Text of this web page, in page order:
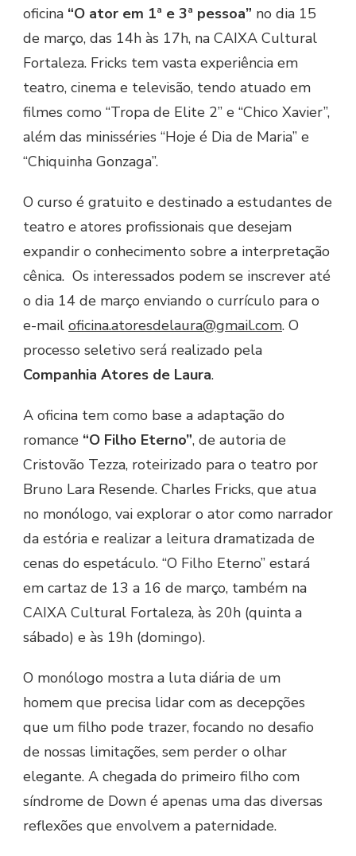
oficina “O ator em 1ª e 3ª pessoa” no dia 15
de março, das 14h às 17h, na CAIXA Cultural
Fortaleza. Fricks tem vasta experiência em
teatro, cinema e televisão, tendo atuado em
filmes como “Tropa de Elite 2” e “Chico Xavier”,
além das minisséries “Hoje é Dia de Maria” e
“Chiquinha Gonzaga”.
O curso é gratuito e destinado a estudantes de
teatro e atores profissionais que desejam
expandir o conhecimento sobre a interpretação
cênica. Os interessados podem se inscrever até
o dia 14 de março enviando o currículo para o
e-mail oficina.atoresdelaura@gmail.com. O
processo seletivo será realizado pela
Companhia Atores de Laura.
A oficina tem como base a adaptação do
romance “O Filho Eterno”, de autoria de
Cristovão Tezza, roteirizado para o teatro por
Bruno Lara Resende. Charles Fricks, que atua
no monólogo, vai explorar o ator como narrador
da estória e realizar a leitura dramatizada de
cenas do espetáculo. “O Filho Eterno” estará
em cartaz de 13 a 16 de março, também na
CAIXA Cultural Fortaleza, às 20h (quinta a
sábado) e às 19h (domingo).
O monólogo mostra a luta diária de um
homem que precisa lidar com as decepções
que um filho pode trazer, focando no desafio
de nossas limitações, sem perder o olhar
elegante. A chegada do primeiro filho com
síndrome de Down é apenas uma das diversas
reflexões que envolvem a paternidade.